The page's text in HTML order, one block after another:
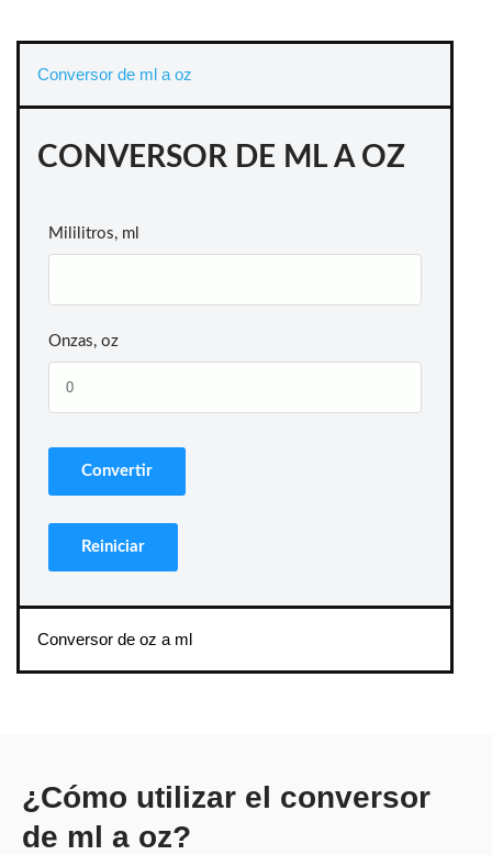
Conversor de ml a oz
CONVERSOR DE ML A OZ
Mililitros, ml
Onzas, oz
Conversor de oz a ml
¿Cómo utilizar el conversor
de ml a oz?